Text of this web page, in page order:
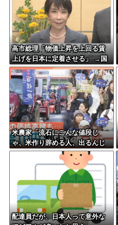
高市総理「物価上昇を上回る賃
上げを日本に定着させる」 →国
家公務員月給3.51％増へ 人事院
の勧告を受け
米農家「流石にこんな値段じ
ゃ、米作り辞める人、出るんじ
ゃないかなあ？？」
配達員だが、日本人って意外な